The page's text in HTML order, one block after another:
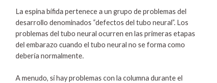
La espina bífida pertenece a un grupo de problemas del
desarrollo denominados “defectos del tubo neural”. Los
problemas del tubo neural ocurren en las primeras etapas
del embarazo cuando el tubo neural no se forma como
debería normalmente.
A menudo, si hay problemas con la columna durante el